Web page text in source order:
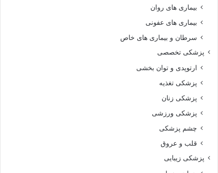
بیماری های روان‌
بیماری های عفونی
سرطان و بیماری های خاص
پزشکی تخصصی
ارتوپدی و توان بخشی
پزشکی تغذیه
پزشکی زنان
پزشکی ورزشی
چشم پزشکی
قلب و عروق
پزشکی زیبایی